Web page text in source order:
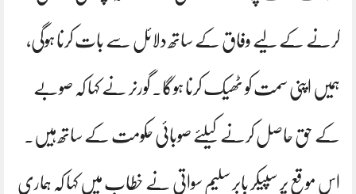
کرنے کے لیے وفاق کے ساتھ دلائل سے بات کرنا ہوگی،
ہمیں اپنی سمت کو ٹھیک کرنا ہوگا۔ گورنر نے کہا کہ صوبے
کے حق حاصل کرنے کیلئے صوبائی حکومت کے ساتھ ہیں۔
اس موقع پر سپیکر بابر سلیم سواتی نے خطاب میں کہا کہ ہماری